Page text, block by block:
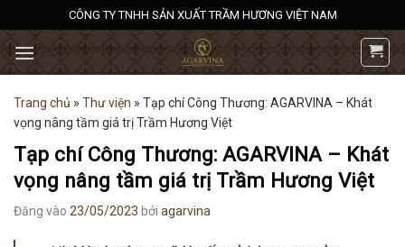
qua
nội
dung
CÔNG TY TNHH SẢN XUẤT TRẦM HƯƠNG VIỆT NAM
Trang chủ » Thư viện » Tạp chí Công Thương: AGARVINA – Khát
vọng nâng tầm giá trị Trầm Hương Việt
Tạp chí Công Thương: AGARVINA – Khát
vọng nâng tầm giá trị Trầm Hương Việt
Đăng vào 23/05/2023 bởi agarvina